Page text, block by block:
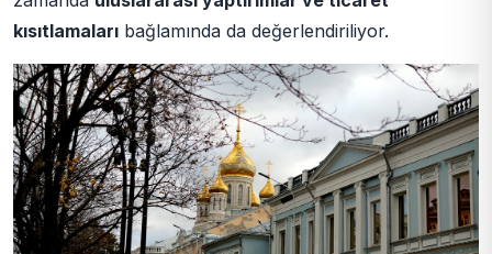
kısıtlamaları bağlamında da değerlendiriliyor.